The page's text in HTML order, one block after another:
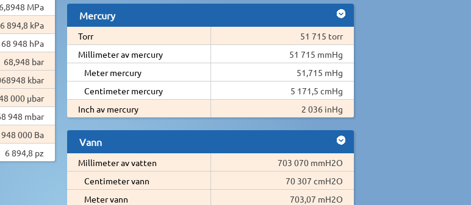
6,8948 MPa
6 894,8 kPa
68 948 hPa
68,948 bar
kbar
000 µbar
948 mbar
000 Ba
6 894,8 pz
Mercury
Torr
51 715 torr
Millimeter av mercury
51 715 mmHg
Meter mercury
51,715 mHg
Centimeter mercury
5 171,5 cmHg
Inch av mercury
2 036 inHg
Vann
Millimeter av vatten
703 070 mmH2O
Centimeter vann
70 307 cmH2O
Meter vann
703,07 mH2O